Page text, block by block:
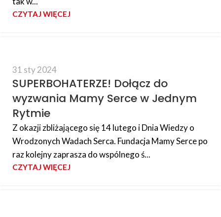
CZYTAJ WIĘCEJ
31 sty 2024
SUPERBOHATERZE! Dołącz do
wyzwania Mamy Serce w Jednym
Rytmie
Z okazji zbliżającego się 14 lutego i Dnia Wiedzy o
Wrodzonych Wadach Serca. Fundacja Mamy Serce po
raz kolejny zaprasza do wspólnego ś...
CZYTAJ WIĘCEJ